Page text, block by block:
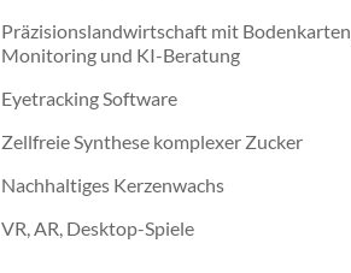
Präzisionslandwirtschaft mit Bodenkarten,
Monitoring und KI-Beratung
Eyetracking Software
Zellfreie Synthese komplexer Zucker
Nachhaltiges Kerzenwachs
VR, AR, Desktop-Spiele